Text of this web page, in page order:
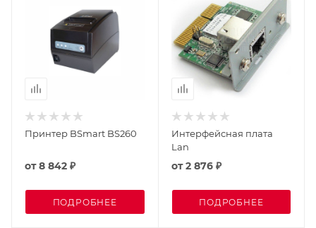
Принтер BSmart BS260
от8 842 ₽
ПОДРОБНЕЕ
Интерфейсная плата
Lan
от2 876 ₽
ПОДРОБНЕЕ